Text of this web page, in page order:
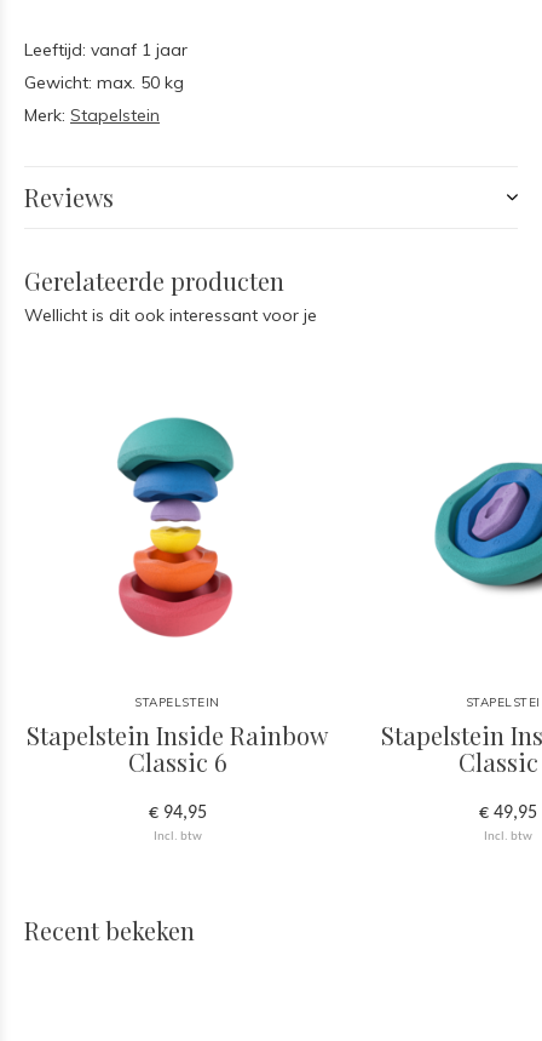
Leeftijd: vanaf 1 jaar
Gewicht: max. 50 kg
Merk: Stapelstein
Reviews
Gerelateerde producten
Wellicht is dit ook interessant voor je
STAPELSTEIN
Stapelstein Inside Rainbow
Classic 6
€ 94,95
Incl. btw
Stapelstein
€ 49,95
Incl. btw
Recent bekeken